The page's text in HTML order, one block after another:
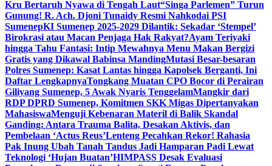
Kru Bertaruh Nyawa di Tengah Laut“Singa Parlemen” Turun
Gunung! R. Ach. Djoni Tunaidy Resmi Nahkodai PSI
SumenepKI Sumenep 2025-2029 Dilantik: Sekadar ‘Stempel’
Birokrasi atau Macan Penjaga Hak Rakyat?Ayam Teriyaki
hingga Tahu Fantasi: Intip Mewahnya Menu Makan Bergizi
Gratis yang Dikawal Babinsa MandingMutasi Besar-besaran
Polres Sumenep: Kasat Lantas hingga Kapolsek Berganti, Ini
Daftar LengkapnyaTongkang Muatan CPO Bocor di Perairan
Giliyang Sumenep, 5 Awak Nyaris TenggelamMangkir dari
RDP DPRD Sumenep, Komitmen SKK Migas Dipertanyakan
MahasiswaMenguji Kebenaran Materil di Balik Skandal
Ganding: Antara Trauma Balita, Desakan Aktivis, dan
Pembelaan ‘Actus Reus’Lenteng Pecahkan Rekor! Rahasia
Pak Inung Ubah Tanah Tandus Jadi Hamparan Padi Lewat
Teknologi ‘Hujan Buatan’HIMPASS Desak Evaluasi